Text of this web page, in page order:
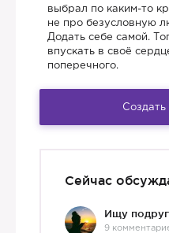
выбрал по каким-то
не про безусловную
Додать себе самой.
впускать в своё
поперечного.
Сейчас
9